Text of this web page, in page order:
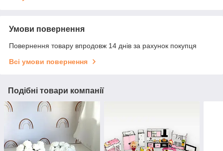
Умови повернення
Повернення товару впродовж 14 днів за рахунок покупця
Всі умови повернення
Подібні товари компанії